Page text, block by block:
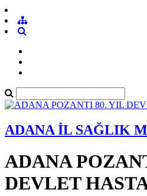
ADANA İL SAĞLIK
ADANA
DEVLET